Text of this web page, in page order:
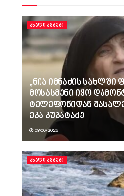
ᲐᲮᲐᲚᲘ ᲐᲛᲑᲔᲑᲘ
„ნია იმნაძის სახლში
მოსასმენი იყო
ტელეფონიდან
ეკა კუპატაძე
08/06/2026
ᲐᲮᲐᲚᲘ ᲐᲛᲑᲔᲑᲘ